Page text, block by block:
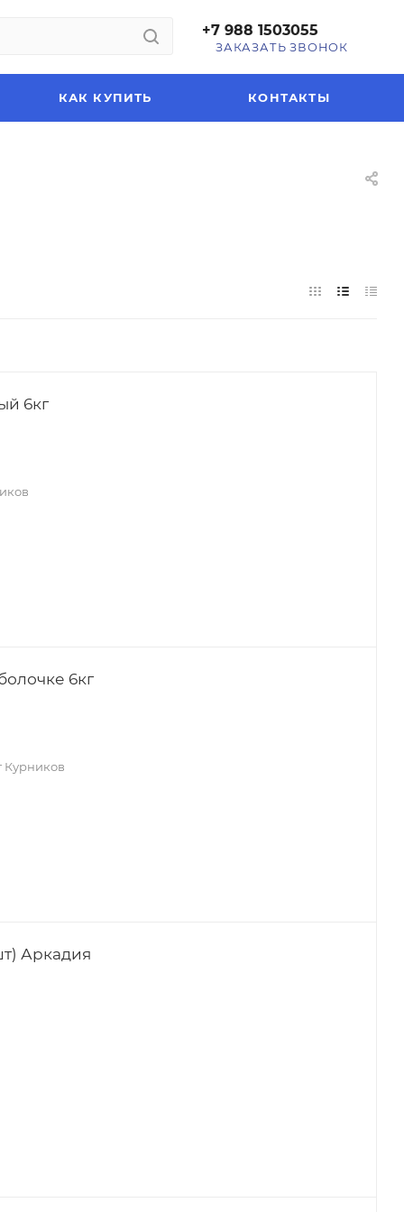
+7 988 1503055
ЗАКАЗАТЬ ЗВОНОК
КАК КУПИТЬ КОНТАКТЫ
6кг
6кг
Курников
Аркадия